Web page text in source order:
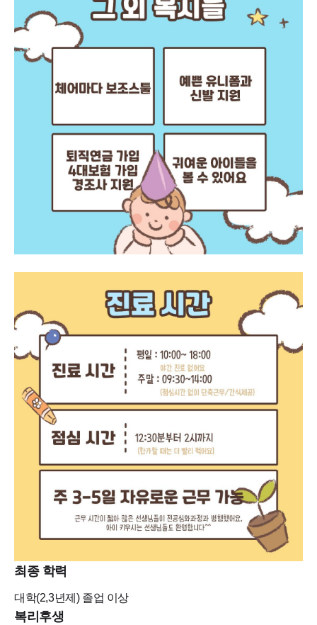
최종 학력
대학(2,3년제)졸업 이상
복리후생